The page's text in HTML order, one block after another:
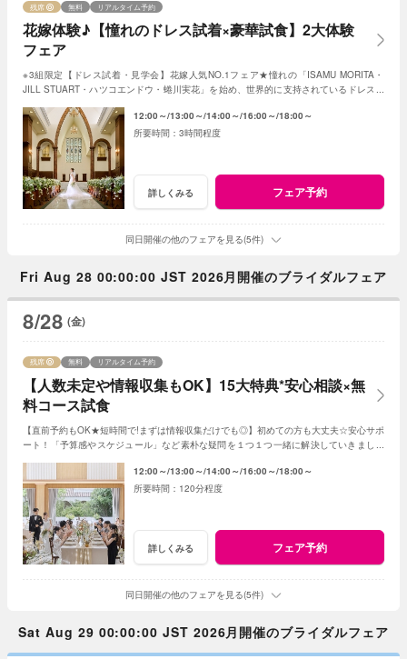
花嫁体験♪【憧れのドレス試着×豪華試食】2大体験
フェア
残席 無料 リアルタイム予約
※3組限定【ドレス試着・見学会】花嫁人気NO.1フェア★憧れの「ISAMU MORITA・
JILL STUART・ハツコエンドウ・蜷川実花」を始め、世界的に支持されているドレスと
12:00～ 13:00～ 14:00～ 16:00～ 18:00～
3時間程度
詳しくみる フェア予約
同日開催の他のフェアを見る(5件)
Fri Aug 28 00:00:00 JST 2026月開催のブライダルフェア
8/28 (金)
【人数未定や情報収集もOK】15大特典*安心相談×無
料コース試食
残席 無料 リアルタイム予約
【直前予約もOK★短時間で!まずは情報収集だけでも◎】初めての方も大丈夫☆安心サポ
ート！「予算感やスケジュール」など素朴な疑問を１つ１つ一緒に解決していきましょ
12:00～ 13:00～ 14:00～ 16:00～ 18:00～
120分程度
詳しくみる フェア予約
同日開催の他のフェアを見る(5件)
Sat Aug 29 00:00:00 JST 2026月開催のブライダルフェア